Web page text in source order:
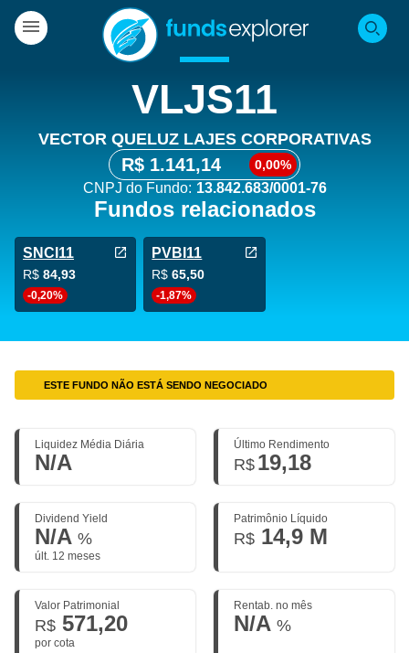
VLJS11
VECTOR QUELUZ LAJES CORPORATIVAS
R$ 1.141,14 0,00%
CNPJ do Fundo: 13.842.683/0001-76
Fundos relacionados
SNCI11
R$ 84,93
-0,20%
PVBI11
R$65,50
-1,87%
ESTE FUNDO NÃO ESTÁ SENDO NEGOCIADO
Liquidez Média Diária
N/A
Último Rendimento
R$ 19,18
Dividend Yield
N/A %
últ. 12 meses
Patrimônio Líquido
R$ 14,9 M
Valor Patrimonial
R$ 571,20
por cota
Rentab. no mês
N/A %